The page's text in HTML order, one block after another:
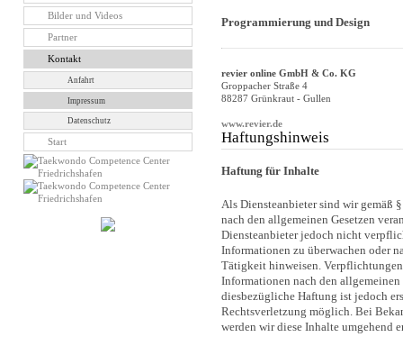
Bilder und Videos
Partner
Kontakt
Anfahrt
Impressum
Datenschutz
Start
Programmierung und Design
revier online GmbH & Co. KG
Groppacher Straße 4
88287 Grünkraut - Gullen
www.revier.de
Haftungshinweis
Haftung für Inhalte
Als Diensteanbieter sind wir gemäß
nach den allgemeinen Gesetzen
Diensteanbieter jedoch nicht
Informationen zu überwachen oder
Tätigkeit hinweisen.
Informationen nach den
diesbezügliche Haftung ist jedoch
Rechtsverletzung möglich. Bei
werden wir diese Inhalte umgehend